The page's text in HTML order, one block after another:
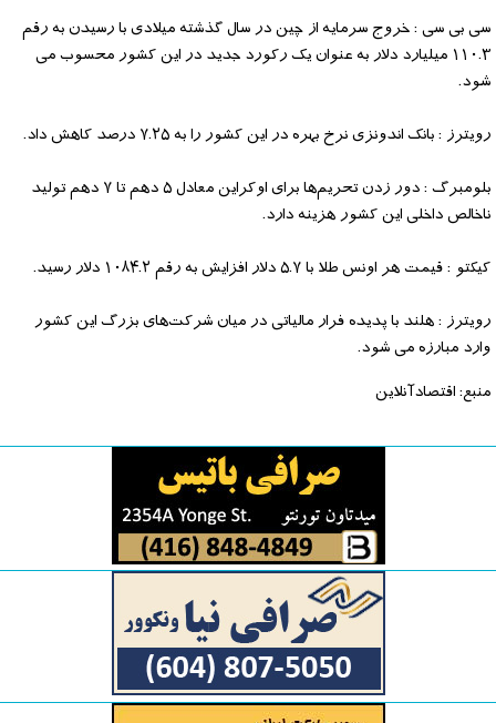
سی بی سی : خروج سرمایه از چین در سال گذشته میلادی با رسیدن به رقم
۱۱۰.۳ میلیارد دلار به عنوان یک رکورد جدید در این کشور محسوب می
شود.
رویترز : بانک اندونزی نرخ بهره در این کشور را به ۷.۲۵ درصد کاهش داد.
بلومبرگ : دور زدن تحریم‌ها برای اوکراین معادل ۵ دهم تا ۷ دهم تولید
ناخالص داخلی این کشور هزینه دارد.
کیکتو : قیمت هر اونس طلا با ۵.۷ دلار افزایش به رقم ۱۰۸۴.۲ دلار رسید.
رویترز : هلند با پدیده فرار مالیاتی در میان شرکت‌های بزرگ این کشور
وارد مبارزه می شود.
منبع: اقتصادآنلاین